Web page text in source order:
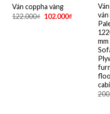
Ván coppha vàng
122.000₫ 102.000₫